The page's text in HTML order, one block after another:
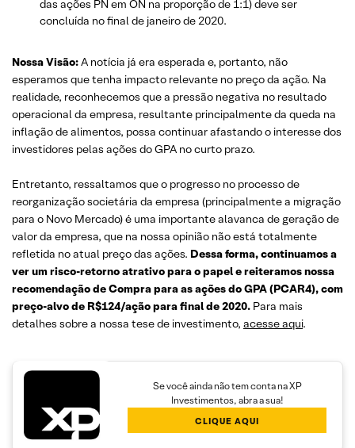
das ações PN em ON na proporção de 1:1) deve ser
concluída no final de janeiro de 2020.
Nossa Visão:A notícia já era esperada e, portanto, não
esperamos que tenha impacto relevante no preço da ação. Na
realidade, reconhecemos que a pressão negativa no resultado
operacional da empresa, resultante principalmente da queda na
inflação de alimentos, possa continuar afastando o interesse dos
investidores pelas ações do GPA no curto prazo.
Entretanto, ressaltamos que o progresso no processo de
reorganização societária da empresa (principalmente a migração
para o Novo Mercado) é uma importante alavanca de geração de
valor da empresa, que na nossa opinião não está totalmente
refletida no atual preço das ações. Dessa forma, continuamos a
ver um risco-retorno atrativo para o papel e reiteramos nossa
recomendação de Compra para as ações do GPA (PCAR4), com
preço-alvo de R$124/ação para final de 2020. Para mais
detalhes sobre a nossa tese de investimento, acesse aqui.
Se você ainda não tem conta na XP
Investimentos, abra a sua!
CLIQUE AQUI